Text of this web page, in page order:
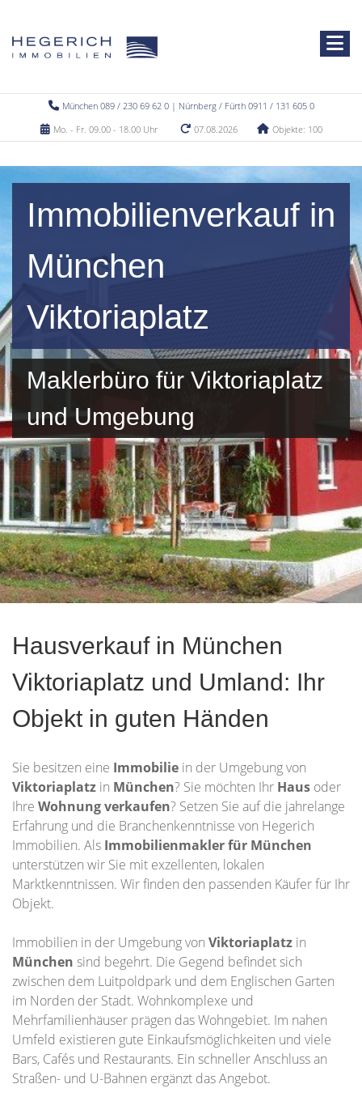
München 089 / 230 69 62 0 | Nürnberg / Fürth 0911 / 131 605 0
Mo. - Fr. 09.00 - 18.00 Uhr
07.08.2026 Objekte: 100
Immobilienverkauf in
München
Viktoriaplatz
Maklerbüro für Viktoriaplatz
und Umgebung
Hausverkauf in München
Viktoriaplatz und Umland: Ihr
Objekt in guten Händen
Sie besitzen eine Immobilie in der Umgebung von
Viktoriaplatz in München? Sie möchten Ihr Haus oder
Ihre Wohnungverkaufen? Setzen Sie auf die jahrelange
Erfahrung und die Branchenkenntnisse von Hegerich
Immobilien. Als Immobilienmakler für München
unterstützen wir Sie mit exzellenten, lokalen
Marktkenntnissen. Wir finden den passenden Käufer für Ihr
Objekt.
Immobilien in der Umgebung von Viktoriaplatz in
München sind begehrt. Die Gegend befindet sich
zwischen dem Luitpoldpark und dem Englischen Garten
im Norden der Stadt. Wohnkomplexe und
Mehrfamilienhäuser prägen das Wohngebiet. Im nahen
Umfeld existieren gute Einkaufsmöglichkeiten und viele
Bars, Cafés und Restaurants. Ein schneller Anschluss an
Straßen- und U-Bahnen ergänzt das Angebot.